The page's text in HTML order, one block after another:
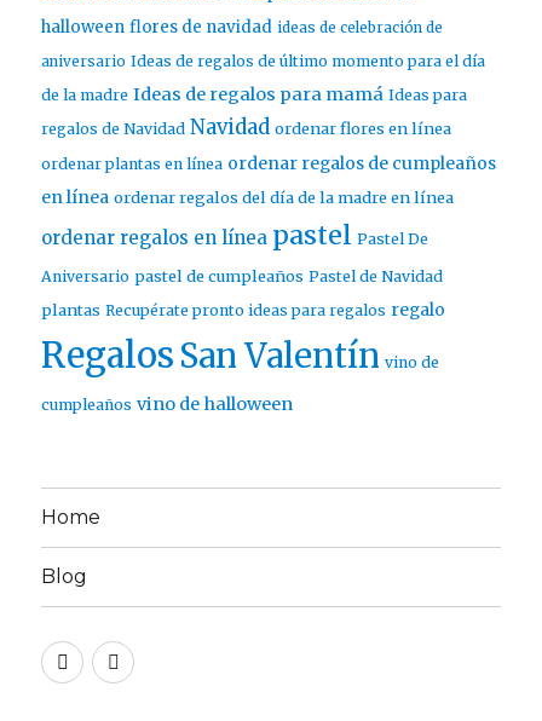
halloween flores de navidad ideas de celebración de
aniversario Ideas de regalos de último momento para el día
de la madre Ideas de regalos para mamá Ideas para
regalos de Navidad Navidad ordenar flores en línea
ordenar plantas en línea ordenar regalos de cumpleaños
en línea ordenar regalos del día de la madre en línea
ordenar regalos en línea pastel Pastel De
Aniversario pastel de cumpleaños Pastel de Navidad
plantas Recupérate pronto ideas para regalos regalo
Regalos San Valentín vino de
cumpleaños vino de halloween
Home
Blog
TwitterFacebook